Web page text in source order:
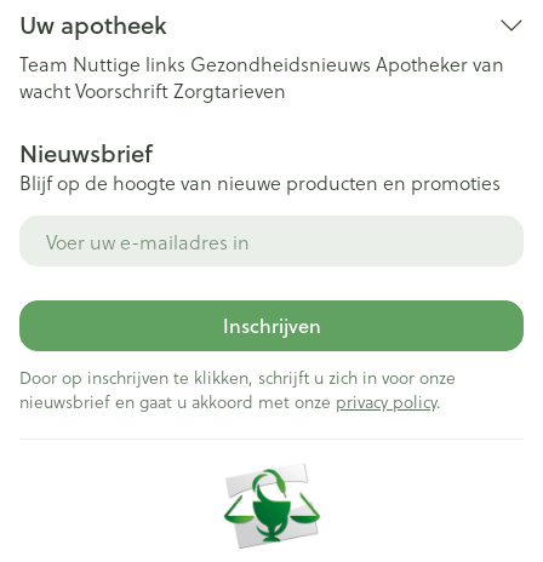
Uw apotheek
Team Nuttige links Gezondheidsnieuws Apotheker van
wachtVoorschriftZorgtarieven
Nieuwsbrief
Blijf op de hoogte van nieuwe producten en promoties
Inschrijven
Door op inschrijven te klikken, schrijft u zich in voor onze
nieuwsbrief en gaat u akkoord met onze privacy policy.